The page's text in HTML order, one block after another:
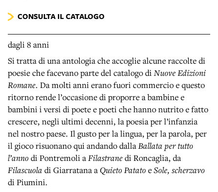
CONSULTA IL CATALOGO
dagli 8 anni
Si tratta di una antologia che accoglie alcune raccolte di
poesie che facevano parte del catalogo diNuove Edizioni
Romane. Da molti anni erano fuori commercio e questo
ritorno rende l’occasione di proporre a bambine e
bambini i versi di poete e poeti che hanno nutrito e fatto
crescere, negli ultimi decenni, la poesia per l’infanzia
nel nostro paese. Il gusto per la lingua, per la parola, per
il gioco risuonano qui andando dallaBallata per tutto
l’annodi Pontremoli aFilastranedi Roncaglia, da
Filascuola di Giarratana a Quieto PatatoeSole, scherzavo
di Piumini.